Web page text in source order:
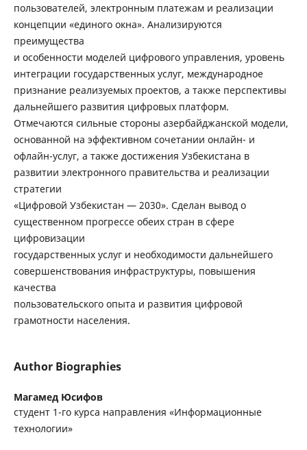
пользователей, электронным платежам и реализации
концепции «единого окна». Анализируются
преимущества
и особенности моделей цифрового управления, уровень
интеграции государственных услуг, международное
признание реализуемых проектов, а также перспективы
дальнейшего развития цифровых платформ.
Отмечаются сильные стороны азербайджанской модели,
основанной на эффективном сочетании онлайн- и
офлайн-услуг, а также достижения Узбекистана в
развитии электронного правительства и реализации
стратегии
«Цифровой Узбекистан — 2030». Сделан вывод о
существенном прогрессе обеих стран в сфере
цифровизации
государственных услуг и необходимости дальнейшего
совершенствования инфраструктуры, повышения
качества
пользовательского опыта и развития цифровой
грамотности населения.
Author Biographies
Магамед Юсифов
студент 1-го курса направления «Информационные
технологии»